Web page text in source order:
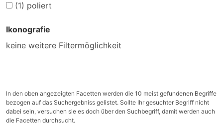
(1) poliert
Ikonografie
keine weitere Filtermöglichkeit
In den oben angezeigten Facetten werden die 10 meist gefundenen Begriffe
bezogen auf das Suchergebniss gelistet. Sollte Ihr gesuchter Begriff nicht
dabei sein, versuchen sie es doch über den Suchbegriff, damit werden auch
die Facetten durchsucht.